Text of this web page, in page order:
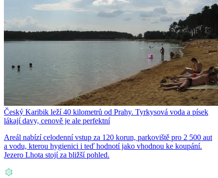
Český Karibik leží 40 kilometrů od Prahy. Tyrkysová voda a písek
lákají davy, cenově je ale perfektní
Areál nabízí celodenní vstup za 120 korun, parkoviště pro 2 500 aut
a vodu, kterou hygienici i teď hodnotí jako vhodnou ke koupání.
Jezero Lhota stojí za bližší pohled.